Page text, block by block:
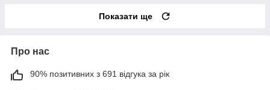
Показати ще
Про нас
90% позитивних з 691 відгука за рік